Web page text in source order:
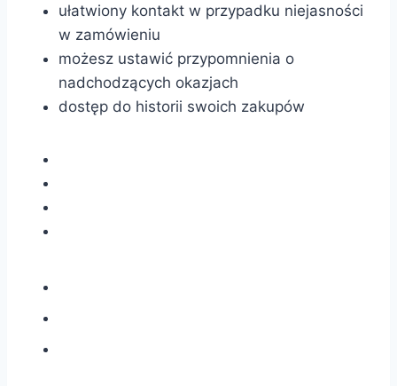
ułatwiony kontakt w przypadku niejasności
w zamówieniu
możesz ustawić przypomnienia o
nadchodzących okazjach
dostęp do historii swoich zakupów